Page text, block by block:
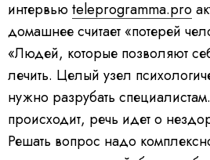
интервьюteleprogramma.pro
домашнее считает «потерей
«Людей, которые позволяют
лечить. Целый узел
нужно разрубать
происходит, речь идет о
Решать вопрос надо